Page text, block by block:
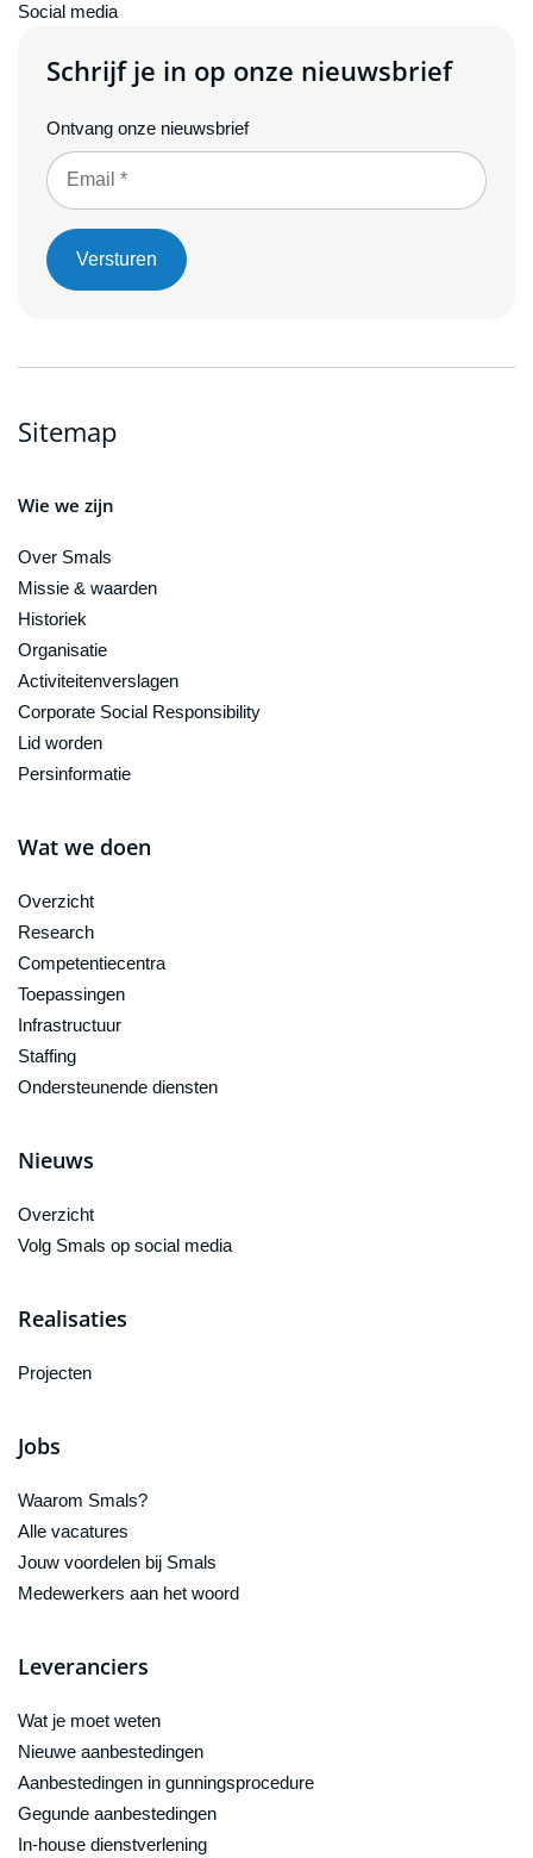
Social media
Schrijf je in op onze nieuwsbrief
Ontvang onze nieuwsbrief
Versturen
Sitemap
Wie we zijn
Over Smals
Missie & waarden
Historiek
Organisatie
Activiteitenverslagen
Corporate Social Responsibility
Lid worden
Persinformatie
Wat we doen
Overzicht
Research
Competentiecentra
Toepassingen
Infrastructuur
Staffing
Ondersteunende diensten
Nieuws
Overzicht
Volg Smals op social media
Realisaties
Projecten
Jobs
Waarom Smals?
Alle vacatures
Jouw voordelen bij Smals
Medewerkers aan het woord
Leveranciers
Wat je moet weten
Nieuwe aanbestedingen
Aanbestedingen in gunningsprocedure
Gegunde aanbestedingen
In-house dienstverlening